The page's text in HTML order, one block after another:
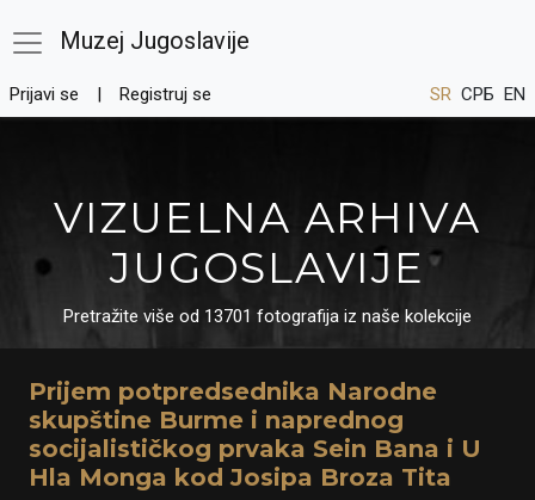
Muzej Jugoslavije
Prijavi se Registruj se SR СРБ EN
VIZUELNA ARHIVA
JUGOSLAVIJE
Pretražite više od 13701 fotografija iz naše kolekcije
Prijem potpredsednika Narodne
skupštine Burme i naprednog
socijalističkog prvaka Sein Bana i U
Hla Monga kod Josipa Broza Tita